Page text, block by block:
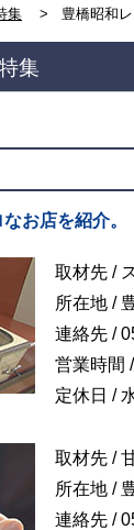
集 豊橋昭和
集
お店を紹介。
取材先 /
所在地 /
連絡先 /
営業時間
定休日 /
取材先 /
所在地 /
連絡先 /